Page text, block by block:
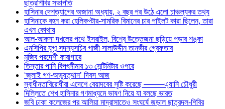
ছাত্রশিবির সভাপতি
হাসিনার দেশত্যাগের অজানা অধ্যায়, ২ বছর পর উঠে এলো চাঞ্চল্যকর তথ্য
হাসিনাকে বহন করা হেলিকপ্টার-সামরিক বিমানের চার পাইলট কারা ছিলেন, তারা
এখন কোথায়
আল-আকসা দখলের পথে ইসরাইল, বিশ্বে উত্তেজনা ছড়িয়ে পড়ার শঙ্কা
এনসিপির যুগ্ম সদস্যসচিব গাজী সালাউদ্দীন তানভীর গ্রেফতার
মুজিব পরদেশী কারাগারে
তিস্তার পানি বিপৎসীমার ১৩ সেন্টিমিটার ওপরে
‘জুলাই গণ-অভ্যুত্থান’ দিবস আজ
স্বাধীনতাবিরোধীরা এদেশে বেয়াদবের সৃষ্টি করেছে ——–এ্যানি চৌধুরী
দিল্লিতে শেখ হাসিনার গণমাধ্যমে ভাষণ নিয়ে যা বলছে ভারত
জবি ঢাকা কলেজের পর আলিয়া মাদ্রাসাতেও সংঘর্ষে জড়াল ছাত্রদল-শিবির